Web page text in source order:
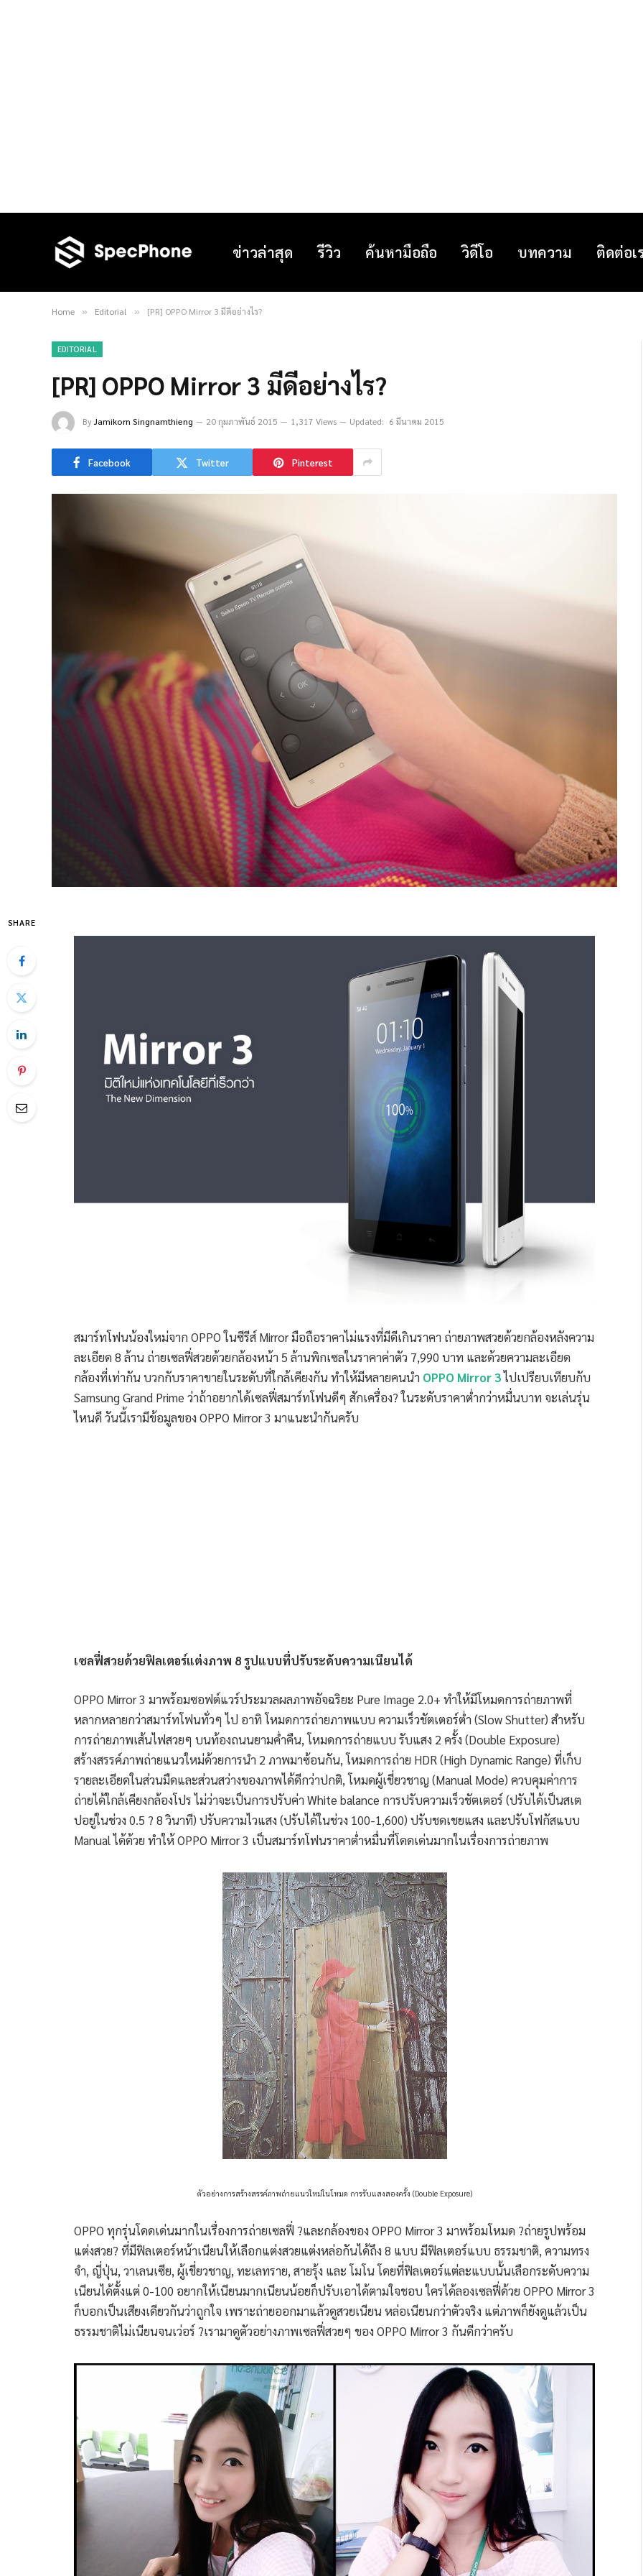
ข่าวล่าสุด รีวิว ค้นหามือถือ วิดีโอ บทความ ติดต่อเ
Home » Editorial » [PR] OPPO Mirror 3 มีดีอย่างไร?
EDITORIAL
[PR] OPPO Mirror 3 มีดีอย่างไร?
ByJamikorn Singnamthieng 20 กุมภาพันธ์ 2015 1,317 Views Updated: 6 มีนาคม 2015
Facebook Twitter Pinterest
SHARE
สมาร์ทโฟนน้องใหม่จาก OPPO ในซีรีส์ Mirror มือถือราคาไม่แรงที่มีดีเกินราคา ถ่ายภาพสวยด้วยกล้องหลังความ
ละเอียด 8 ล้าน ถ่ายเซลฟี่สวยด้วยกล้องหน้า 5 ล้านพิกเซลในราคาค่าตัว 7,990 บาท และด้วยความละเอียด
กล้องที่เท่ากัน บวกกับราคาขายในระดับที่ใกล้เคียงกัน ทำให้มีหลายคนนำ OPPO Mirror 3ไปเปรียบเทียบกับ
Samsung Grand Prime ว่าถ้าอยากได้เซลฟี่สมาร์ทโฟนดีๆ สักเครื่อง? ในระดับราคาต่ำกว่าหมื่นบาท จะเล่นรุ่น
ไหนดี วันนี้เรามีข้อมูลของ OPPO Mirror 3 มาแนะนำกันครับ
เซลฟี่สวยด้วยฟิลเตอร์แต่งภาพ 8 รูปแบบที่ปรับระดับความเนียนได้
OPPO Mirror 3 มาพร้อมซอฟต์แวร์ประมวลผลภาพอัจฉริยะ Pure Image 2.0+ ทำให้มีโหมดการถ่ายภาพที่
หลากหลายกว่าสมาร์ทโฟนทั่วๆ ไป อาทิ โหมดการถ่ายภาพแบบ ความเร็วชัตเตอร์ต่ำ (Slow Shutter) สำหรับ
การถ่ายภาพเส้นไฟสวยๆ บนท้องถนนยามค่ำคืน, โหมดการถ่ายแบบ รับแสง 2 ครั้ง (Double Exposure)
สร้างสรรค์ภาพถ่ายแนวใหม่ด้วยการนำ 2 ภาพมาซ้อนกัน, โหมดการถ่าย HDR (High Dynamic Range) ที่เก็บ
รายละเอียดในส่วนมืดและส่วนสว่างของภาพได้ดีกว่าปกติ, โหมดผู้เชี่ยวชาญ (Manual Mode) ควบคุมค่าการ
ถ่ายได้ใกล้เคียงกล้องโปร ไม่ว่าจะเป็นการปรับค่า White balance การปรับความเร็วชัตเตอร์ (ปรับได้เป็นสเต
ปอยู่ในช่วง 0.5 ? 8 วินาที) ปรับความไวแสง (ปรับได้ในช่วง 100-1,600) ปรับชดเชยแสง และปรับโฟกัสแบบ
Manual ได้ด้วย ทำให้ OPPO Mirror 3 เป็นสมาร์ทโฟนราคาต่ำหมื่นที่โดดเด่นมากในเรื่องการถ่ายภาพ
ตัวอย่างการสร้างสรรค์ภาพถ่ายแนวใหม่ในโหมด การรับแสงสองครั้ง (Double Exposure)
OPPO ทุกรุ่นโดดเด่นมากในเรื่องการถ่ายเซลฟี่ ?และกล้องของ OPPO Mirror 3 มาพร้อมโหมด ?ถ่ายรูปพร้อม
แต่งสวย? ที่มีฟิลเตอร์หน้าเนียนให้เลือกแต่งสวยแต่งหล่อกันได้ถึง 8 แบบ มีฟิลเตอร์แบบ ธรรมชาติ, ความทรง
จำ, ญี่ปุ่น, วาเลนเซีย, ผู้เชี่ยวชาญ, ทะเลทราย, สายรุ้ง และ โมโน โดยที่ฟิลเตอร์แต่ละแบบนั้นเลือกระดับความ
เนียนได้ตั้งแต่ 0-100 อยากให้เนียนมากเนียนน้อยก็ปรับเอาได้ตามใจชอบ ใครได้ลองเซลฟี่ด้วย OPPO Mirror 3
ก็บอกเป็นเสียงเดียวกันว่าถูกใจ เพราะถ่ายออกมาแล้วดูสวยเนียน หล่อเนียนกว่าตัวจริง แต่ภาพก็ยังดูแล้วเป็น
ธรรมชาติไม่เนียนจนเว่อร์ ?เรามาดูตัวอย่างภาพเซลฟี่สวยๆ ของ OPPO Mirror 3 กันดีกว่าครับ